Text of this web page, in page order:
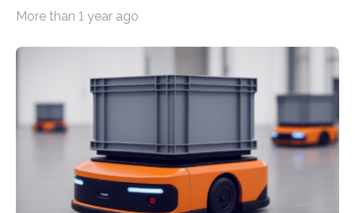
fördern sowie die Wohn- und Aufenthaltsqualität zu
an der Achse Kettenhofweg/Robert-Mayer-Straße
durch. Wie diese angenommen werden und was sie
bewirken, haben Forscher*innen der Frankfurt University
of Applied Sciences (Frankfurt UAS) untersucht und
ziehen insgesamt eine positive Bilanz. Gemeinsam mit
Vertreter*innen der Stadt Frankfurt stellten sie am 15.
Mai 2025…
More than 1 year ago